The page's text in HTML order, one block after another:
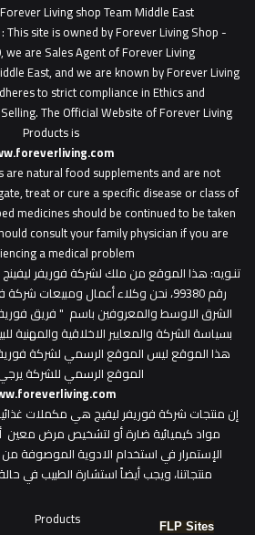
Living shop Team Middle East
: This site is owned by Forever Living Shop -
we are Sales Agent of Forever Living
East, and we are known by Forever Living
to strict compliance in Ethics and
The Official Website of Forever Living
Products is
are natural food supplements and are not
treat or cure a specific disease or class of
medicines should be continued to be taken
consult your family physician if you are
a medical problem.
تنـويه: هذا الموقع من ملك لشركة فوريفر
رقم 99380، نحن وكلاء أعمال ومبيعات
الشرق الاوسط والمعروفين باسم " فريق
بسياسة الشركة والمعايير الاخلاقية والمهنية
هذا الموقع ليس الموقع الرسمي لشركة فوريفر
الموقع الرسمي للشركة
​إن منتجات شركة فوريفر ليفيج هي مكملات
مواد كيميائية ضارة أو لتشخيص مرض معين
الإستمرار في استخدام الادوية الموصوفة
منتجاتنا، ويجب أيضاً استشارة الطبيب في
FLP Sites
Products